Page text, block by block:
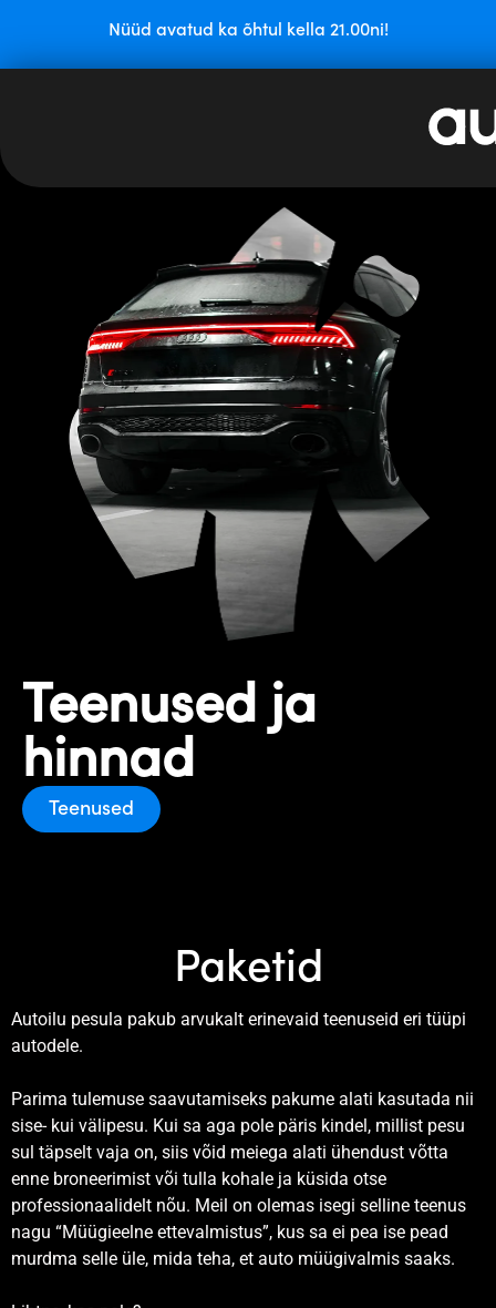
Nüüd avatud ka õhtul kella 21.00ni!
Teenused ja
hinnad
Teenused
Paketid
Autoilu pesula pakub arvukalt erinevaid teenuseid eri tüüpi
autodele.
Parima tulemuse saavutamiseks pakume alati kasutada nii
sise- kui välipesu. Kui sa aga pole päris kindel, millist pesu
sul täpselt vaja on, siis võid meiega alati ühendust võtta
enne broneerimist või tulla kohale ja küsida otse
professionaalidelt nõu. Meil on olemas isegi selline teenus
nagu “Müügieelne ettevalmistus”, kus sa ei pea ise pead
murdma selle üle, mida teha, et auto müügivalmis saaks.